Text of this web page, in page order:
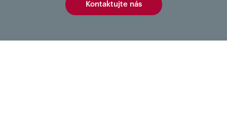
Kontaktujte nás